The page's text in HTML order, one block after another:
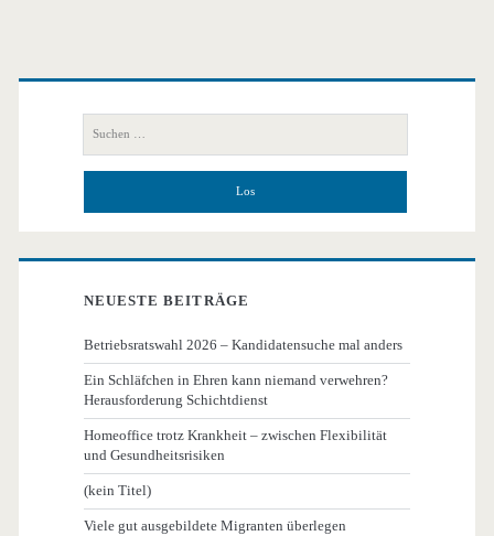
Primäre
Seitenleiste
nach:
NEUESTE BEITRÄGE
Betriebsratswahl 2026 – Kandidatensuche mal anders
Ein Schläfchen in Ehren kann niemand verwehren?
Herausforderung Schichtdienst
Homeoffice trotz Krankheit – zwischen Flexibilität
und Gesundheitsrisiken
(kein Titel)
Viele gut ausgebildete Migranten überlegen